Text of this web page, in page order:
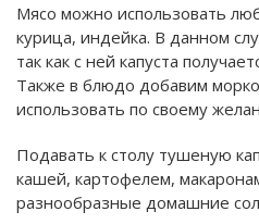
Мясо можно использовать
курица, индейка. В данном
так как с ней капуста
Также в блюдо добавим
использовать по своему
Подавать к столу тушеную
кашей, картофелем,
разнообразные домашние